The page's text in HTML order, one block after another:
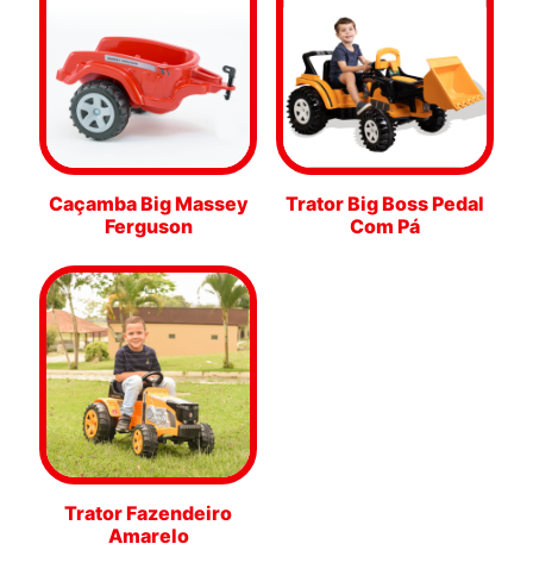
Caçamba Big Massey
Ferguson
Trator Big Boss Pedal
Com Pá
Trator Fazendeiro
Amarelo